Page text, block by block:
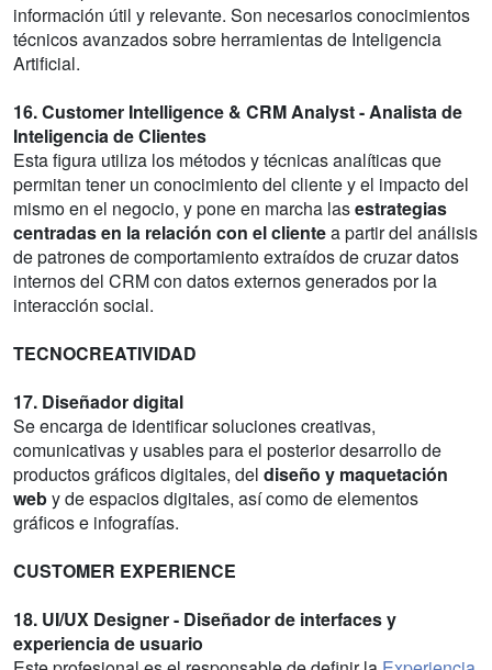
información útil y relevante. Son necesarios conocimientos
técnicos avanzados sobre herramientas de Inteligencia
Artificial.
16. Customer Intelligence & CRM Analyst - Analista de
Inteligencia de Clientes
Esta figura utiliza los métodos y técnicas analíticas que
permitan tener un conocimiento del cliente y el impacto del
mismo en el negocio, y pone en marcha lasestrategias
centradas en la relación con el clientea partir del análisis
de patrones de comportamiento extraídos de cruzar datos
internos del CRM con datos externos generados por la
interacción social.
TECNOCREATIVIDAD
17. Diseñador digital
Se encarga de identificar soluciones creativas,
comunicativas y usables para el posterior desarrollo de
productos gráficos digitales, del diseño y maquetación
weby de espacios digitales, así como de elementos
gráficos e infografías.
CUSTOMER EXPERIENCE
18. UI/UX Designer - Diseñador de interfaces y
experiencia de usuario